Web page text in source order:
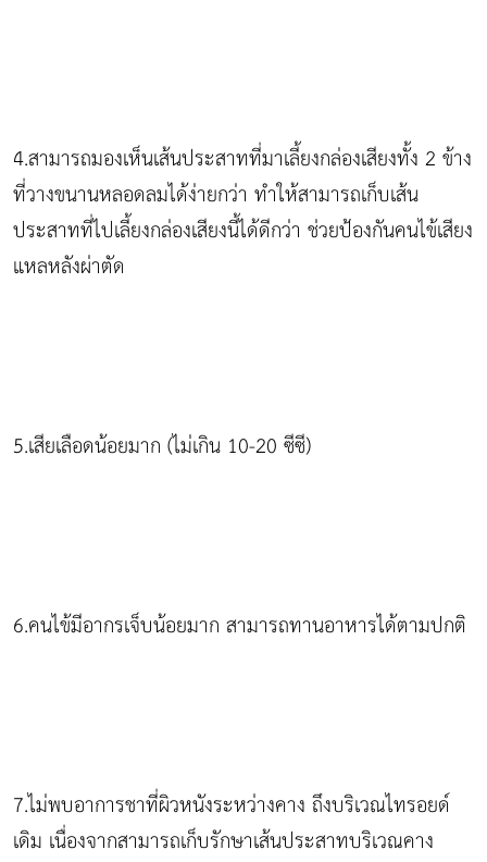
4.สามารถมองเห็นเส้นประสาทที่มาเลี้ยงกล่องเสียงทั้ง 2 ข้าง
ที่วางขนานหลอดลมได้ง่ายกว่า ทำให้สามารถเก็บเส้น
ประสาทที่ไปเลี้ยงกล่องเสียงนี้ได้ดีกว่า ช่วยป้องกันคนไข้เสียง
แหลหลังผ่าตัด
5.เสียเลือดน้อยมาก (ไม่เกิน 10-20 ซีซี)
6.คนไข้มีอากรเจ็บน้อยมาก สามารถทานอาหารได้ตามปกติ
7.ไม่พบอาการชาที่ผิวหนังระหว่างคาง ถึงบริเวณไทรอยด์
เดิม เนื่องจากสามารถเก็บรักษาเส้นประสาทบริเวณคาง